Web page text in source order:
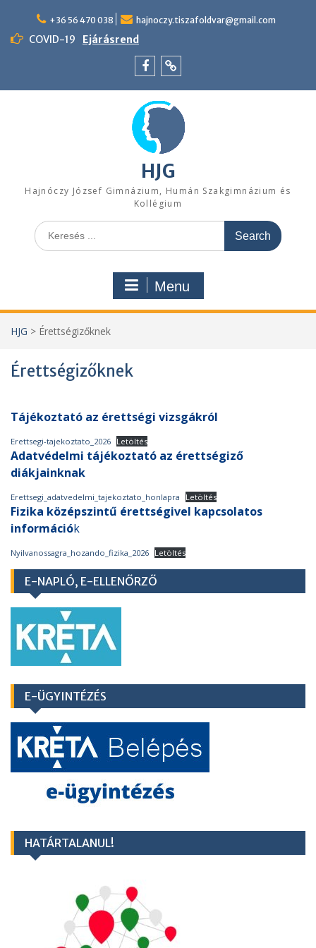
content
+36 56 470 038 hajnoczy.tiszafoldvar@gmail.com
COVID-19 Ejárásrend
tétel
HJG
Hajnóczy József Gimnázium, Humán Szakgimnázium és
Kollégium
Search
for:
Menu
HJG > Érettségizőknek
Érettségizőknek
Tájékoztató az érettségi vizsgákról
Erettsegi-tajekoztato_2026 Letöltés
Adatvédelmi tájékoztató az érettségiző
diákjainknak
Erettsegi_adatvedelmi_tajekoztato_honlapra Letöltés
Fizika középszintű érettségivel kapcsolatos
információk
Nyilvanossagra_hozando_fizika_2026 Letöltés
E-NAPLÓ, E-ELLENŐRZŐ
E-ÜGYINTÉZÉS
HATÁRTALANUL!